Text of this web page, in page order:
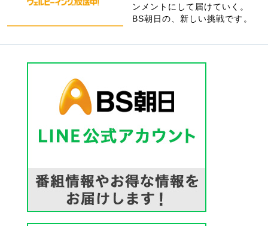
ンメントにして届けていく。
BS朝日の、新しい挑戦です。